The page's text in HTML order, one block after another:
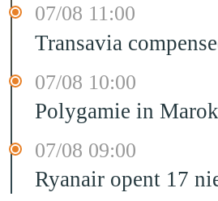
07/08 11:00
Transavia
07/08 10:00
Polygamie in
07/08 09:00
Ryanair opent 17